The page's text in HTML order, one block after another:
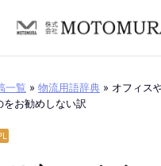
一覧 » 物流用語辞典 » オフィス
をお勧めしない訳